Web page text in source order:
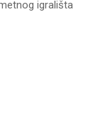
igrališta